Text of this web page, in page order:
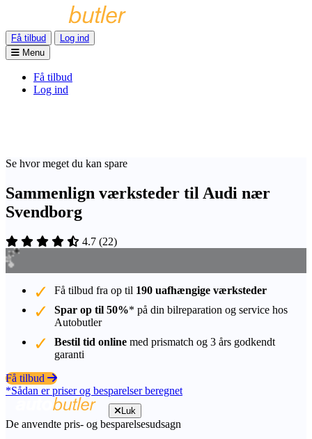
Få tilbud
Log ind
Menu
Få tilbud
Log ind
Se hvor meget du kan spare
Sammenlign værksteder til Audi nær
Svendborg
4.7 (22)
Få tilbud fra op til 190 uafhængige værksteder
Spar op til 50%* på din bilreparation og service hos
Autobutler
Bestil tid online med prismatch og 3 års godkendt
garanti
Få tilbud
*Sådan er priser og besparelser beregnet
Luk
De anvendte pris- og besparelsesudsagn